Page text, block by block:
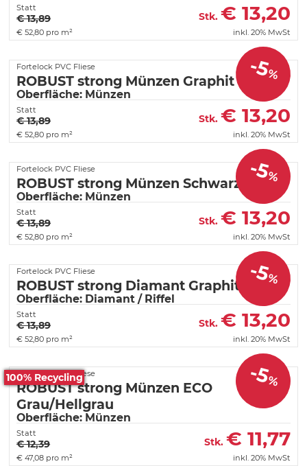
Statt
€ 13,89 Stk. € 13,20
€ 52,80 pro m² inkl. 20% MwSt
-5%
Fortelock PVC Fliese
ROBUST strong Münzen Graphit
Oberfläche: Münzen
Statt
€ 13,89 Stk. € 13,20
€ 52,80 pro m² inkl. 20% MwSt
-5%
Fortelock PVC Fliese
ROBUST strong Münzen Schwarz
Oberfläche: Münzen
Statt
€ 13,89 Stk. € 13,20
€ 52,80 pro m² inkl. 20% MwSt
-5%
Fortelock PVC Fliese
ROBUST strong Diamant Graphit
Oberfläche: Diamant / Riffel
Statt
€ 13,89 Stk. € 13,20
€ 52,80 pro m² inkl. 20% MwSt
-5%
100% Recycling
Fortelock PVC Fliese
ROBUST strong Münzen ECO
Grau/Hellgrau
Oberfläche: Münzen
Statt
€ 12,39 Stk. € 11,77
€ 47,08 pro m² inkl. 20% MwSt